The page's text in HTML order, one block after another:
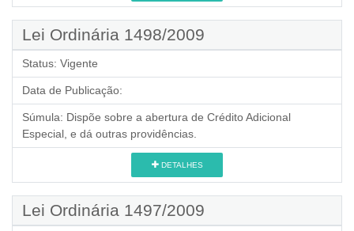
Lei Ordinária 1498/2009
Status: Vigente
Data de Publicação:
Súmula: Dispõe sobre a abertura de Crédito Adicional
Especial, e dá outras providências.
DETALHES
Lei Ordinária 1497/2009